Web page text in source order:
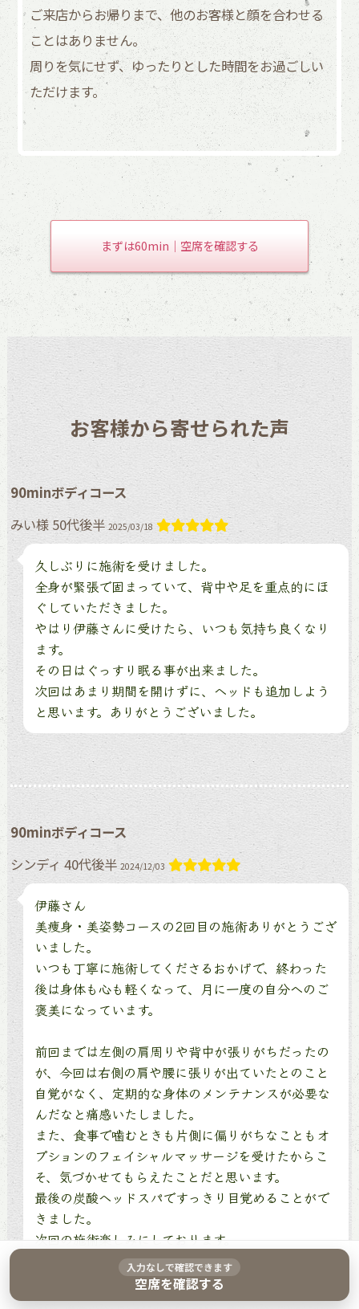
ご来店からお帰りまで、他のお客様と顔を合わせる
ことはありません。
周りを気にせず、ゆったりとした時間をお過ごしい
ただけます。
まずは60min｜空席を確認する
お客様から寄せられた声
90minボディコース
みい様 50代後半2025/03/18
久しぶりに施術を受けました。
全身が緊張で固まっていて、背中や足を重点的にほ
ぐしていただきました。
やはり伊藤さんに受けたら、いつも気持ち良くなり
ます。
その日はぐっすり眠る事が出来ました。
次回はあまり期間を開けずに、ヘッドも追加しよう
と思います。ありがとうございました。
90minボディコース
シンディ 40代後半2024/12/03
伊藤さん
美痩身・美姿勢コースの2回目の施術ありがとうござ
いました。
いつも丁寧に施術してくださるおかげで、終わった
後は身体も心も軽くなって、月に一度の自分へのご
褒美になっています。
前回までは左側の肩周りや背中が張りがちだったの
が、今回は右側の肩や腰に張りが出ていたとのこと
自覚がなく、定期的な身体のメンテナンスが必要な
んだなと痛感いたしました。
また、食事で噛むときも片側に偏りがちなこともオ
プションのフェイシャルマッサージを受けたからこ
そ、気づかせてもらえたことだと思います。
最後の炭酸ヘッドスパですっきり目覚めることがで
きました。
次回の施術楽しみにしております。
入力なしで確認できます
空席を確認する